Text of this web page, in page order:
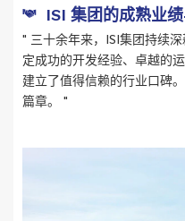
ISI 集团的成熟业
" 三十余年来，ISI集团持续
定成功的开发经验、卓越的
建立了值得信赖的行业口碑
篇章。 "